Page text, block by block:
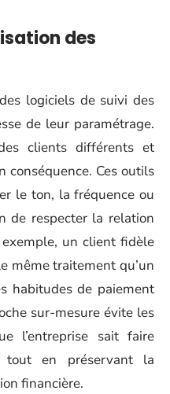
des
logiciels de suivi des
de leur paramétrage.
clients différents et
conséquence. Ces outils
le ton, la fréquence ou
de respecter la relation
un client fidèle
même traitement qu’un
habitudes de paiement
sur-mesure évite les
l’entreprise sait faire
tout en préservant la
financière.